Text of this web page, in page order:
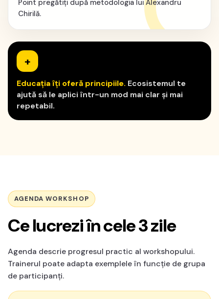
Point pregătiți după metodologia lui Alexandru
Chirilă.
+
Educația îți oferă principiile. Ecosistemul te
ajută să le aplici într-un mod mai clar și mai
repetabil.
AGENDA WORKSHOP
Ce lucrezi în cele 3 zile
Agenda descrie progresul practic al workshopului.
Trainerul poate adapta exemplele în funcție de grupa
de participanți.